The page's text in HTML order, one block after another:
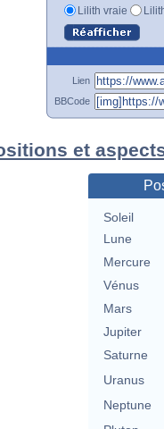
Lilith vraie
Lien
BBCode
et
Soleil
Lune
Mercure
Vénus
Mars
Jupiter
Saturne
Uranus
Neptune